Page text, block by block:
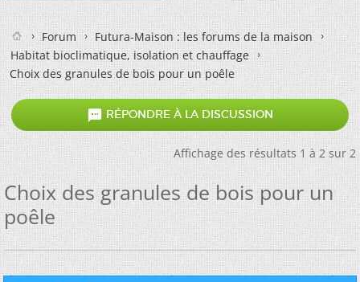
Forum
Futura-Maison : les forums de la maison
Habitat bioclimatique, isolation et chauffage
Choix des granules de bois pour un poêle
 RÉPONDRE À LA DISCUSSION
Affichage des résultats 1 à 2 sur 2
Choix des granules de bois pour un
poêle